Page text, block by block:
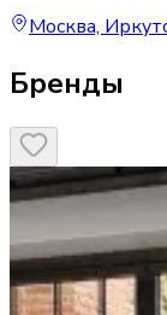
Москва,
Бренды